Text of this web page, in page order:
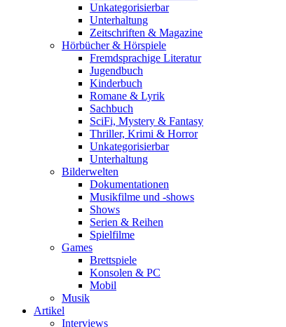
Unkategorisierbar
Unterhaltung
Zeitschriften & Magazine
Hörbücher & Hörspiele
Fremdsprachige Literatur
Jugendbuch
Kinderbuch
Romane & Lyrik
Sachbuch
SciFi, Mystery & Fantasy
Thriller, Krimi & Horror
Unkategorisierbar
Unterhaltung
Bilderwelten
Dokumentationen
Musikfilme und -shows
Shows
Serien & Reihen
Spielfilme
Games
Brettspiele
Konsolen & PC
Mobil
Musik
Artikel
Interviews